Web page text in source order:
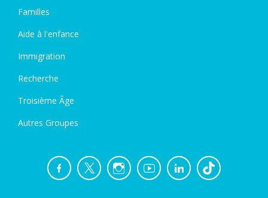
Familles
Aide à l'enfance
Immigration
Recherche
Troisième Âge
Autres Groupes